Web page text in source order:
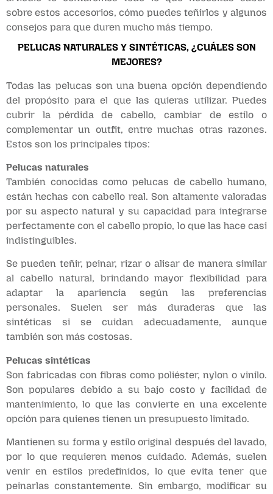
sobre estos accesorios, cómo puedes teñirlos y algunos
consejos para que duren mucho más tiempo.
PELUCAS NATURALES Y SINTÉTICAS, ¿CUÁLES SON
MEJORES?
Todas las pelucas son una buena opción dependiendo
del propósito para el que las quieras utilizar. Puedes
cubrir la pérdida de cabello, cambiar de estilo o
complementar un outfit, entre muchas otras razones.
Estos son los principales tipos:
Pelucas naturales
También conocidas como pelucas de cabello humano,
están hechas con cabello real. Son altamente valoradas
por su aspecto natural y su capacidad para integrarse
perfectamente con el cabello propio, lo que las hace casi
indistinguibles.
Se pueden teñir, peinar, rizar o alisar de manera similar
al cabello natural, brindando mayor flexibilidad para
adaptar la apariencia según las preferencias
personales. Suelen ser más duraderas que las
sintéticas si se cuidan adecuadamente, aunque
también son más costosas.
Pelucas sintéticas
Son fabricadas con fibras como poliéster, nylon o vinilo.
Son populares debido a su bajo costo y facilidad de
mantenimiento, lo que las convierte en una excelente
opción para quienes tienen un presupuesto limitado.
Mantienen su forma y estilo original después del lavado,
por lo que requieren menos cuidado. Además, suelen
venir en estilos predefinidos, lo que evita tener que
peinarlas constantemente. Sin embargo, modificar su